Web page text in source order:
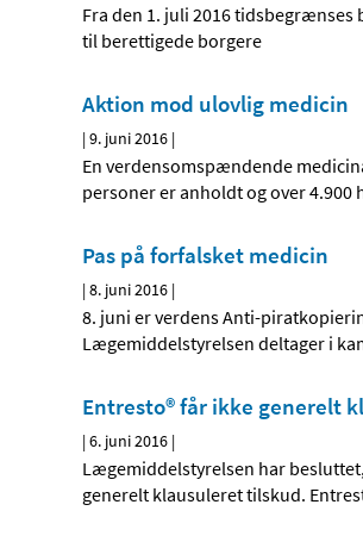
Fra den 1. juli 2016
til berettigede borgere
Aktion mod ulovlig medicin
|9. juni 2016 |
En verdensomspændende
personer er anholdt og over 4.900
Pas på forfalsket medicin
|8. juni 2016 |
8. juni er verdens Anti-
Lægemiddelstyrelsen deltager i
Entresto® får ikke generelt
|6. juni 2016 |
Lægemiddelstyrelsen har
generelt klausuleret tilskud.